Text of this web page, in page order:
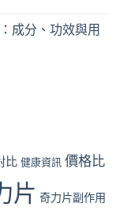
成分、功效與用
比 健康資訊 價格比
片 奇力片副作用